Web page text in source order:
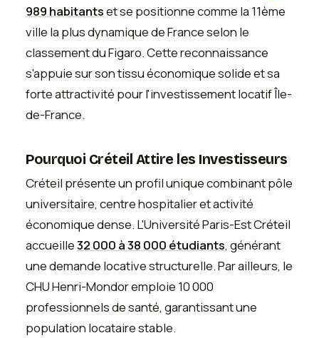
989 habitantset se positionne comme la 11ème
ville la plus dynamique de France selon le
classement du Figaro. Cette reconnaissance
s'appuie sur son tissu économique solide et sa
forte attractivité pour l'investissement locatif Île-
de-France.
Pourquoi Créteil Attire les Investisseurs
Créteil présente un profil unique combinant pôle
universitaire, centre hospitalier et activité
économique dense. L'Université Paris-Est Créteil
accueille32 000 à 38 000 étudiants, générant
une demande locative structurelle. Par ailleurs, le
CHU Henri-Mondor emploie 10 000
professionnels de santé, garantissant une
population locataire stable.